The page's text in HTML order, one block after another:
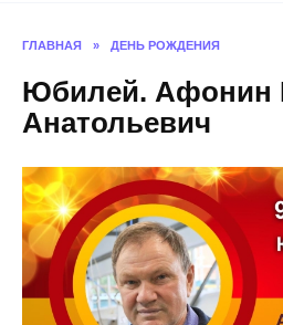
ГЛАВНАЯ » ДЕНЬ РОЖДЕНИЯ
Юбилей. Афонин
Анатольевич